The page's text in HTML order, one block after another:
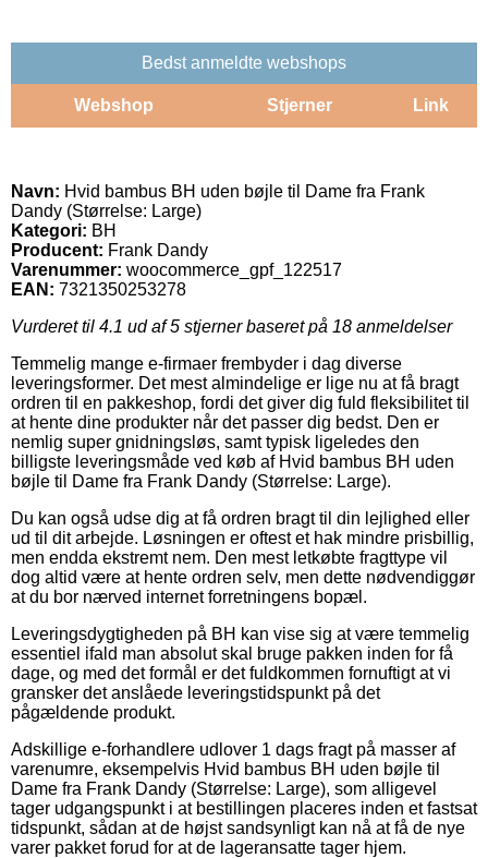
Bedst anmeldte webshops
Webshop Stjerner Link
Navn: Hvid bambus BH uden bøjle til Dame fra Frank
Dandy (Størrelse: Large)
Kategori: BH
Producent: Frank Dandy
Varenummer: woocommerce_gpf_122517
EAN: 7321350253278
Vurderet til 4.1 ud af 5 stjerner baseret på 18 anmeldelser
Temmelig mange e-firmaer frembyder i dag diverse
leveringsformer. Det mest almindelige er lige nu at få bragt
ordren til en pakkeshop, fordi det giver dig fuld fleksibilitet til
at hente dine produkter når det passer dig bedst. Den er
nemlig super gnidningsløs, samt typisk ligeledes den
billigste leveringsmåde ved køb af Hvid bambus BH uden
bøjle til Dame fra Frank Dandy (Størrelse: Large).
Du kan også udse dig at få ordren bragt til din lejlighed eller
ud til dit arbejde. Løsningen er oftest et hak mindre prisbillig,
men endda ekstremt nem. Den mest letkøbte fragttype vil
dog altid være at hente ordren selv, men dette nødvendiggør
at du bor nærved internet forretningens bopæl.
Leveringsdygtigheden på BH kan vise sig at være temmelig
essentiel ifald man absolut skal bruge pakken inden for få
dage, og med det formål er det fuldkommen fornuftigt at vi
gransker det anslåede leveringstidspunkt på det
pågældende produkt.
Adskillige e-forhandlere udlover 1 dags fragt på masser af
varenumre, eksempelvis Hvid bambus BH uden bøjle til
Dame fra Frank Dandy (Størrelse: Large), som alligevel
tager udgangspunkt i at bestillingen placeres inden et fastsat
tidspunkt, sådan at de højst sandsynligt kan nå at få de nye
varer pakket forud for at de lageransatte tager hjem.